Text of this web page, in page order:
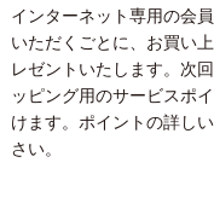
の在庫処分セールとし
おります。さらに、こ
菜、限定の茶器を取り
お供に、ぜひご賞味く
◎予約新茶・在庫処分
◎季節のお菓子・お惣
インターネット専用の会
いただくごとに、お買い
レゼントいたします。次
ッピング用のサービスポ
けます。ポイントの詳し
さい。